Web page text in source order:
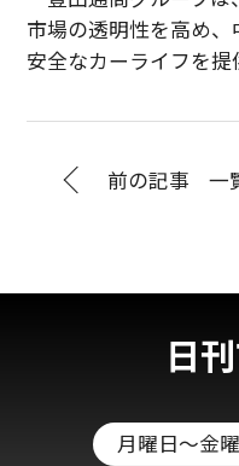
市場の透明性を高め、
安全なカーライフを提
前の記事 一
日
月曜日～金